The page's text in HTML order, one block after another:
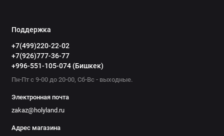
Поддержка
+7(499)220-22-02
+7(926)777-36-77
+996-551-105-074 (Бишкек)
Пн-Пт с 9-00 до 20-00, Сб-Вс - выходные.
Электронная почта
zakaz@holyland.ru
Адрес магазина